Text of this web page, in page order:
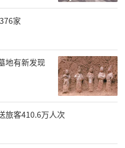
家
地有新发现
旅客410.6万人次